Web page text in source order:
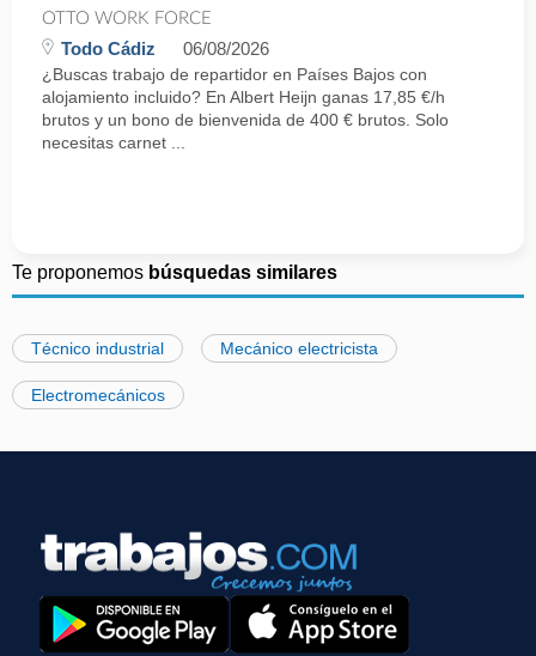
OTTO WORK FORCE
Todo Cádiz 06/08/2026
¿Buscas trabajo de repartidor en Países Bajos con
alojamiento incluido? En Albert Heijn ganas 17,85 €/h
brutos y un bono de bienvenida de 400 € brutos. Solo
necesitas carnet ...
Te proponemos búsquedas similares
Técnico industrial Mecánico electricista
Electromecánicos